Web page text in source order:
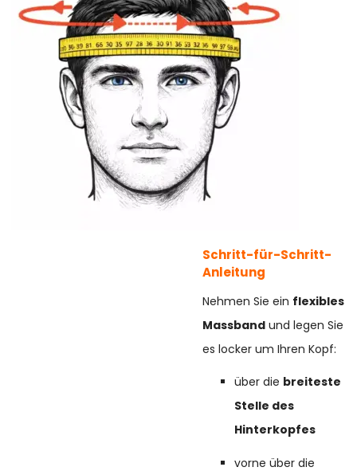
Schritt-für-Schritt-
Anleitung
Nehmen Sie ein flexibles
Massband und legen Sie
es locker um Ihren Kopf:
über die breiteste
Stelle des
Hinterkopfes
vorne über die